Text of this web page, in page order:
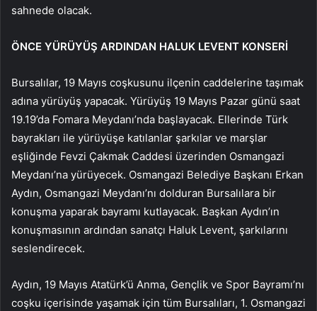
sahnede olacak.
ÖNCE YÜRÜYÜŞ ARDINDAN HALUK LEVENT KONSERİ
Bursalılar, 19 Mayıs coşkusunu ilçenin caddelerine taşımak
adına yürüyüş yapacak. Yürüyüş 19 Mayıs Pazar günü saat
19.19’da Fomara Meydanı’nda başlayacak. Ellerinde Türk
bayrakları ile yürüyüşe katılanlar şarkılar ve marşlar
eşliğinde Fevzi Çakmak Caddesi üzerinden Osmangazi
Meydanı’na yürüyecek. Osmangazi Belediye Başkanı Erkan
Aydın, Osmangazi Meydanı’nı dolduran Bursalılara bir
konuşma yaparak bayramı kutlayacak. Başkan Aydın’ın
konuşmasının ardından sanatçı Haluk Levent, şarkılarını
seslendirecek.
Aydın, 19 Mayıs Atatürk’ü Anma, Gençlik ve Spor Bayramı’nı
coşku içerisinde yaşamak için tüm Bursalıları, 1. Osmangazi